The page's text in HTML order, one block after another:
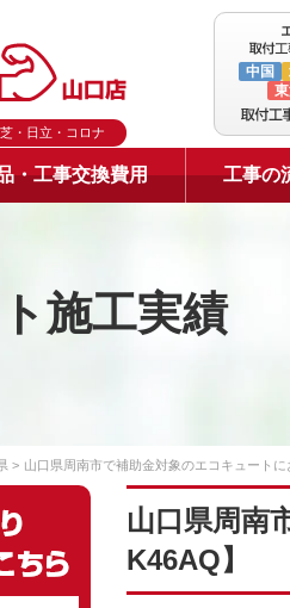
・日立・コロナ
中国
・工事交換費用 工事の
施工実績
山口県周南市で補助金対象のエコキュートに
山口県周南
K46AQ】